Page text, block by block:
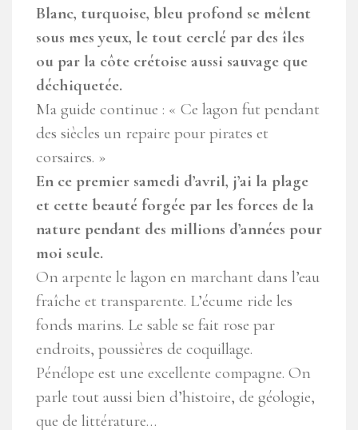
Blanc, turquoise, bleu profond se mêlent
sous mes yeux, le tout cerclé par des îles
ou par la côte crétoise aussi sauvage que
déchiquetée.
Ma guide continue : « Ce lagon fut pendant
des siècles un repaire pour pirates et
corsaires. »
En ce premier samedi d’avril, j’ai la plage
et cette beauté forgée par les forces de la
nature pendant des millions d’années pour
moi seule.
On arpente le lagon en marchant dans l’eau
fraîche et transparente. L’écume ride les
fonds marins. Le sable se fait rose par
endroits, poussières de coquillage.
Pénélope est une excellente compagne. On
parle tout aussi bien d’histoire, de géologie,
que de littérature…